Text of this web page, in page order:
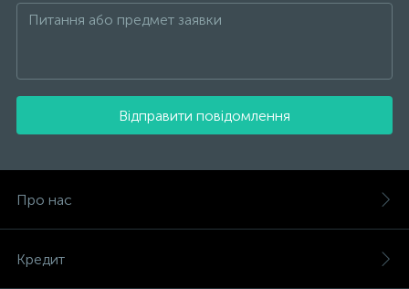
Відправити повідомлення
Про нас
Кредит